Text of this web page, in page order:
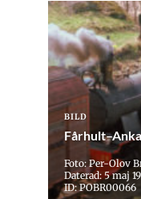
BILD
Foto: Per-Olov
Daterad: 5 maj
ID: POBR00066